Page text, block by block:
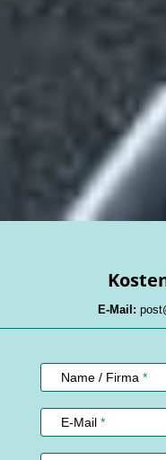
E-Mail:
Name / Firma *
E-Mail *